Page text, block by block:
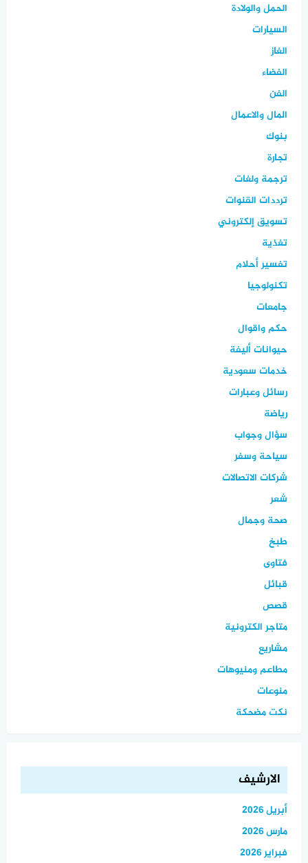
الحمل والولادة
السيارات
الغاز
الفضاء
الفن
المال والاعمال
بنوك
تجارة
ترجمة ولغات
ترددات القنوات
تسويق إلكتروني
تغذية
تفسير أحلام
تكنولوجيا
جامعات
حكم واقوال
حيوانات أليفة
خدمات سعودية
رسائل وعبارات
رياضة
سؤال وجواب
سياحة وسفر
شركات الاتصالات
شعر
صحة وجمال
طبخ
فتاوى
قبائل
قصص
متاجر الكترونية
مشاريع
مطاعم ومنيوهات
منوعات
نكت مضحكة
الارشيف
أبريل 2026
مارس 2026
فبراير 2026